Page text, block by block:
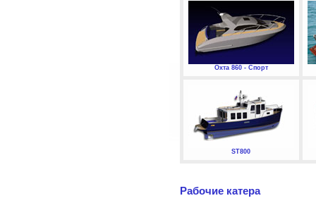
Охта 860 - Спорт
ST800
Рабочие катера